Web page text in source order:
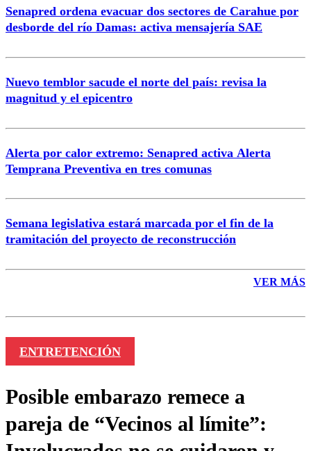
Correo
Senapred ordena evacuar dos sectores de Carahue por
desborde del río Damas: activa mensajería SAE
Nuevo temblor sacude el norte del país: revisa la
magnitud y el epicentro
Alerta por calor extremo: Senapred activa Alerta
Temprana Preventiva en tres comunas
Semana legislativa estará marcada por el fin de la
tramitación del proyecto de reconstrucción
VER MÁS
ENTRETENCIÓN
Posible embarazo remece a
pareja de “Vecinos al límite”: